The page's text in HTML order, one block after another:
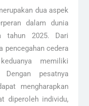
dua aspek
dalam dunia
tahun 2025. Dari
pencegahan cedera
memiliki
pesatnya
mengharapkan
diperoleh individu,